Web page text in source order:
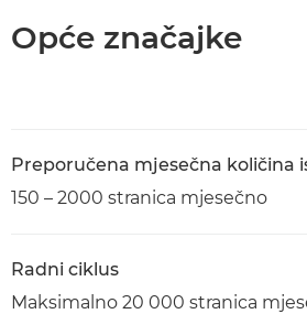
Opće značajke
Preporučena mjesečna količina
150 – 2000 stranica mjesečno
Radni ciklus
Maksimalno 20 000 stranica